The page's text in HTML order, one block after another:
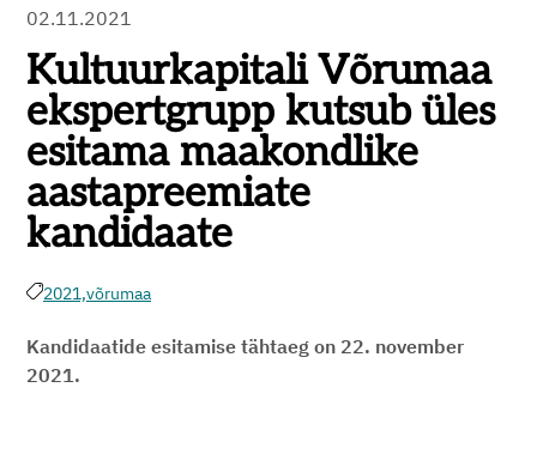
02.11.2021
Kultuurkapitali Võrumaa
ekspertgrupp kutsub üles
esitama maakondlike
aastapreemiate
kandidaate
2021,võrumaa
Kandidaatide esitamise tähtaeg on 22. november
2021.